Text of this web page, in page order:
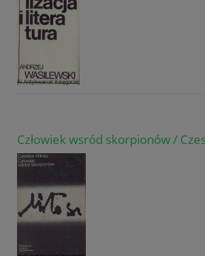
Człowiek wsród skorpionów /